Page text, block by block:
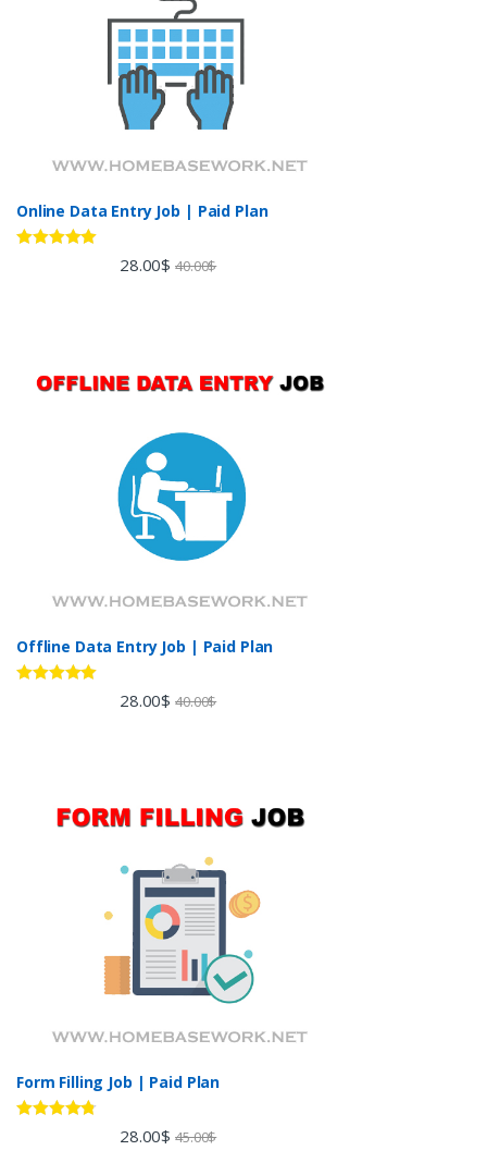
Online Data Entry Job | Paid Plan
28.00$ 40.00$
Offline Data Entry Job | Paid Plan
28.00$ 40.00$
Form Filling Job | Paid Plan
28.00$ 45.00$